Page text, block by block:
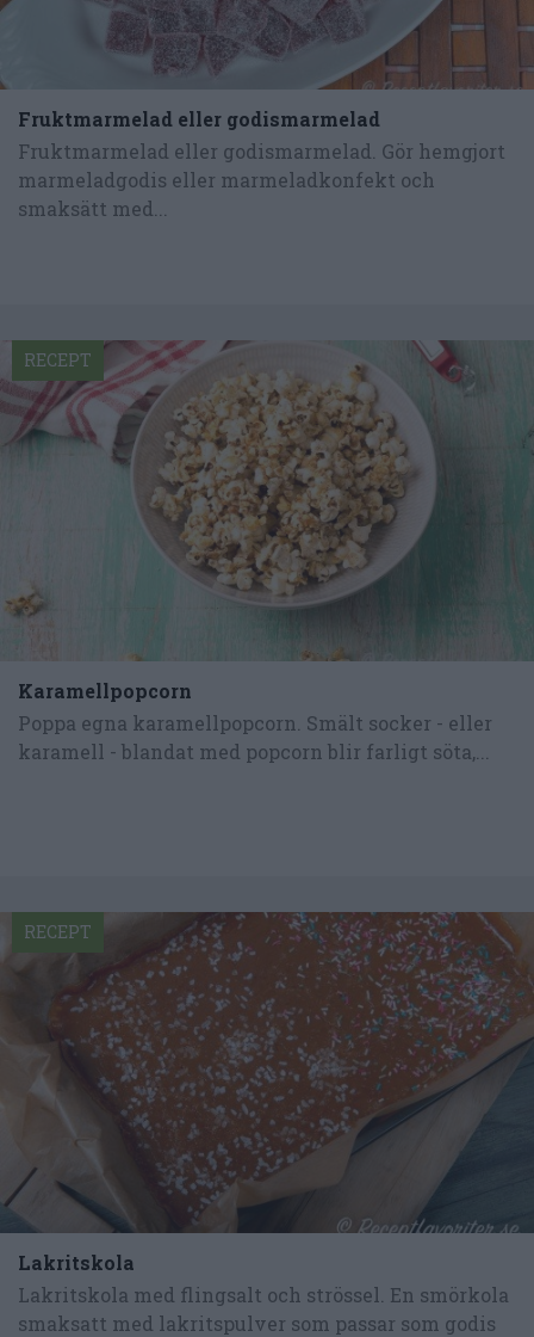
Fruktmarmelad eller godismarmelad
Fruktmarmelad eller godismarmelad. Gör hemgjort
marmeladgodis eller marmeladkonfekt och
smaksätt med...
Karamellpopcorn
Poppa egna karamellpopcorn. Smält socker - eller
karamell - blandat med popcorn blir farligt söta,...
RECEPT
Lakritskola
Lakritskola med flingsalt och strössel. En smörkola
smaksatt med lakritspulver som passar som godis
RECEPT